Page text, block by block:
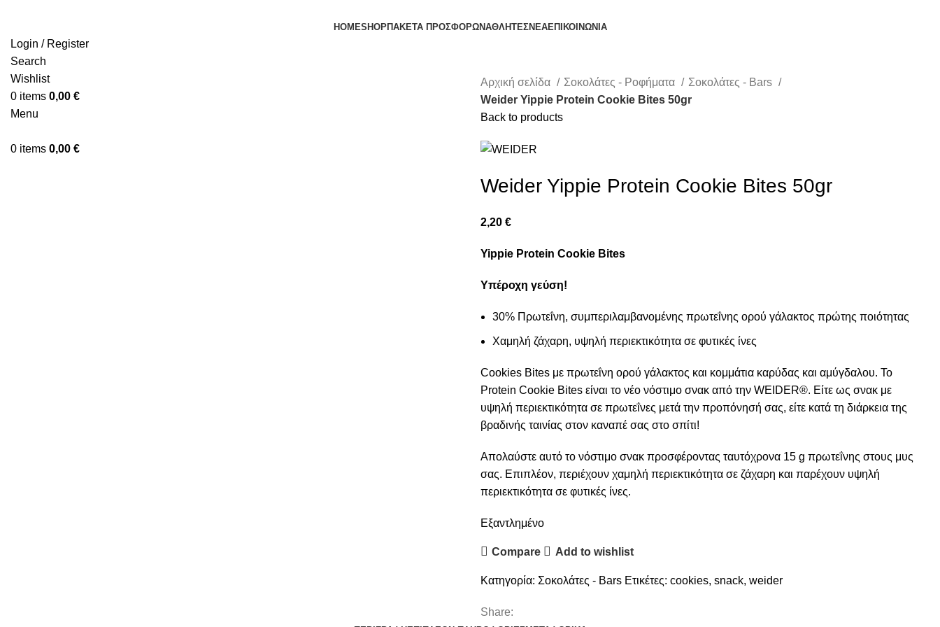
HOMESHOPΠΑΚΕΤΑ ΠΡΟΣΦΟΡΩΝΑΘΛΗΤΕΣΝΕΑΕΠΙΚΟΙΝΩΝΙΑ
Login / Register
Search
Wishlist
0 items 0,00 €
Menu
0 items 0,00 €
Αρχική σελίδα Σοκολάτες - Ροφήματα
Σοκολάτες - Bars
Weider Yippie Protein Cookie Bites 50gr
Back to products
Weider Yippie Protein Cookie Bites 50gr
2,20 €
Yippie Protein Cookie Bites
Υπέροχη γεύση!
30% Πρωτεΐνη, συμπεριλαμβανομένης πρωτεΐνης ορού γάλακτος πρώτης ποιότητας
Χαμηλή ζάχαρη, υψηλή περιεκτικότητα σε φυτικές ίνες
Cookies Bites με πρωτεΐνη ορού γάλακτος και κομμάτια καρύδας και αμύγδαλου. Το
Protein Cookie Bites είναι το νέο νόστιμο σνακ από την WEIDER®. Είτε ως σνακ με
υψηλή περιεκτικότητα σε πρωτεΐνες μετά την προπόνησή σας, είτε κατά τη διάρκεια της
βραδινής ταινίας στον καναπέ σας στο σπίτι!
Απολαύστε αυτό το νόστιμο σνακ προσφέροντας ταυτόχρονα 15 g πρωτεΐνης στους μυς
σας. Επιπλέον, περιέχουν χαμηλή περιεκτικότητα σε ζάχαρη και παρέχουν υψηλή
περιεκτικότητα σε φυτικές ίνες.
Εξαντλημένο
Compare Add to wishlist
Κατηγορία: Σοκολάτες - Bars Ετικέτες: cookies, snack, weider
Share: